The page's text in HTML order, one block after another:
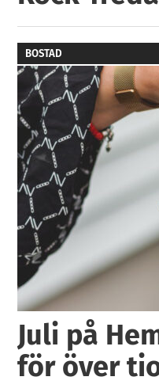
BOSTAD
Juli på
för över